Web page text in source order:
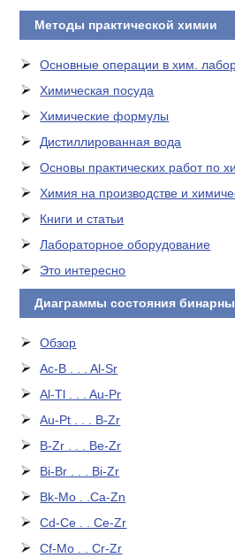
Методы практической химии
Основные операции в хим.
Химическая посуда
Химические формулы
Дистиллированная вода
Основы практических работ по
Химия на производстве и
Книги и статьи
Лабораторное оборудование
Это интересно
Диаграммы состояния
Обзор
Ac-B . . . Al-Sr
Al-Tl . . . Au-Pr
Au-Pt . . . B-Zr
B-Zr . . . Be-Zr
Bi-Br . . . Bi-Zr
Bk-Mo . .Ca-Zn
Cd-Ce . . Ce-Zr
Cf-Mo . . Cr-Zr